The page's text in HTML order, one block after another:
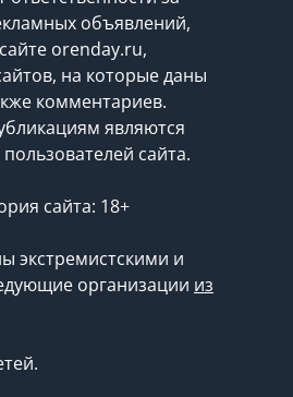
объявлений,
orenday.ru,
на которые даны
комментариев.
являются
сайта.
сайта: 18+
экстремистскими и
организации из